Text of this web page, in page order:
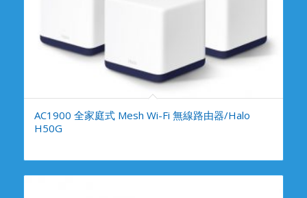
AC1900 全家庭式 Mesh Wi-Fi 無線路由器/Halo
H50G